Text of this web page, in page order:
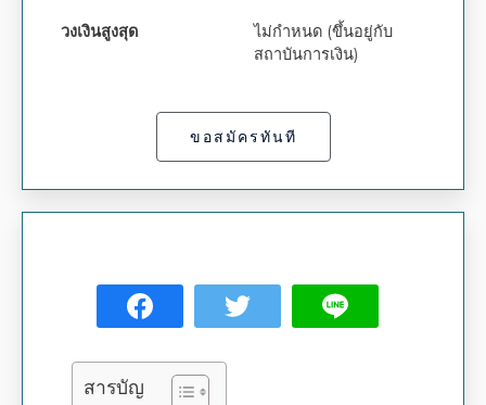
วงเงินสูงสุด
ไม่กำหนด (ขึ้นอยู่กับ
สถาบันการเงิน)
ขอสมัครทันที
สารบัญ